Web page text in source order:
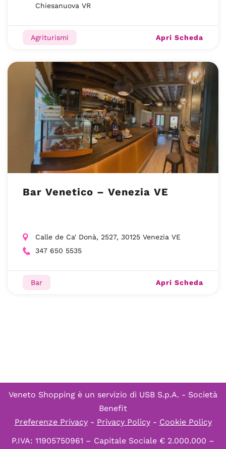
Chiesanuova VR
Agriturismi Apri Scheda
Bar Venetico – Venezia VE
Calle de Ca' Donà, 2527, 30125 Venezia VE
347 650 5535
Bar Apri Scheda
Veneto Shopping è un servizio di USB S.p.A. - Società
Benefit
Preferenze Privacy- Privacy Policy- Cookie Policy
P.IVA: 11905750961 – Capitale Sociale € 2.000.000 –